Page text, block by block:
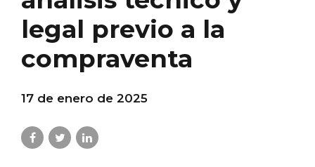
legal previo a la
compraventa
17 de enero de 2025